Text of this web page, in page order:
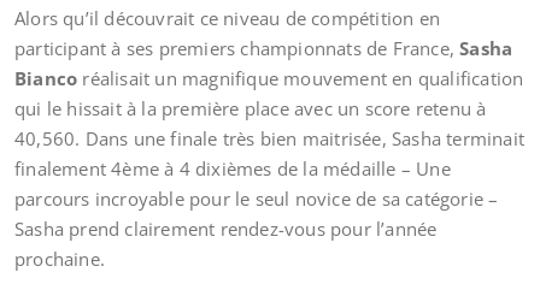
Alors qu’il découvrait ce niveau de compétition en
participant à ses premiers championnats de France,Sasha
Bianco réalisait un magnifique mouvement en qualification
qui le hissait à la première place avec un score retenu à
40,560. Dans une finale très bien maitrisée, Sasha terminait
finalement 4ème à 4 dixièmes de la médaille – Une
parcours incroyable pour le seul novice de sa catégorie –
Sasha prend clairement rendez-vous pour l’année
prochaine.